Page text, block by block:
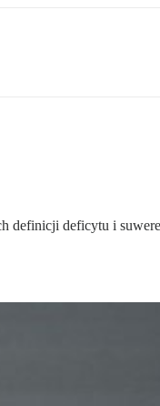
definicji deficytu i